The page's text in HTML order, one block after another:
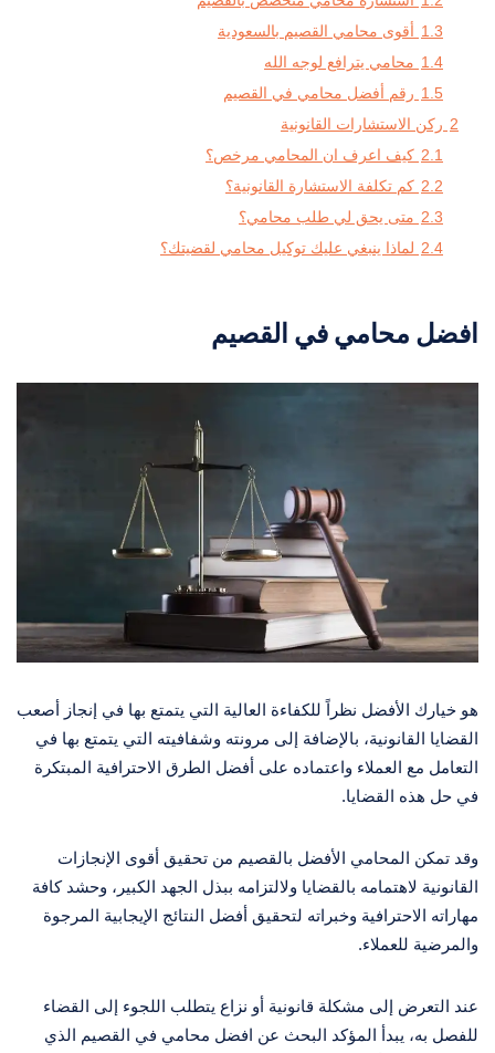
1.3
أقوى محامي القصيم بالسعودية
1.4 محامي يترافع لوجه الله
1.5 رقم أفضل محامي في القصيم
2 ركن الاستشارات القانونية
2.1 كيف اعرف ان المحامي مرخص؟
2.2 كم تكلفة الاستشارة القانونية؟
2.3 متى يحق لي طلب محامي؟
2.4 لماذا ينبغي عليك توكيل محامي لقضيتك؟
افضل محامي في القصيم
هو خيارك الأفضل نظراً للكفاءة العالية التي يتمتع بها في إنجاز أصعب
القضايا القانونية، بالإضافة إلى مرونته وشفافيته التي يتمتع بها في
التعامل مع العملاء واعتماده على أفضل الطرق الاحترافية المبتكرة
في حل هذه القضايا.
وقد تمكن المحامي الأفضل بالقصيم من تحقيق أقوى الإنجازات
القانونية لاهتمامه بالقضايا ولالتزامه ببذل الجهد الكبير، وحشد كافة
مهاراته الاحترافية وخبراته لتحقيق أفضل النتائج الإيجابية المرجوة
والمرضية للعملاء.
عند التعرض إلى مشكلة قانونية أو نزاع يتطلب اللجوء إلى القضاء
للفصل به، يبدأ المؤكد البحث عن افضل محامي في القصيم الذي